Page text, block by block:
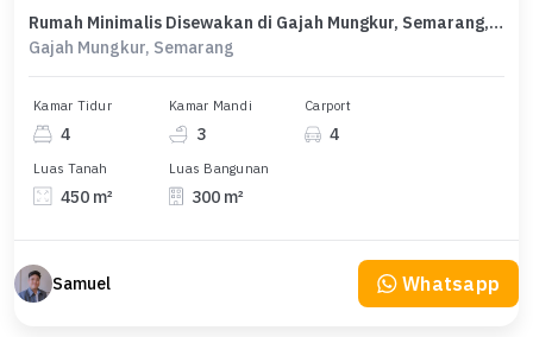
Rumah Minimalis Disewakan di Gajah Mungkur, Semarang, Harga Ekonomis
Gajah Mungkur, Semarang
Kamar Tidur
4
Kamar Mandi
3
Carport
4
Luas Tanah
450 m²
Luas Bangunan
300 m²
Samuel Whatsapp